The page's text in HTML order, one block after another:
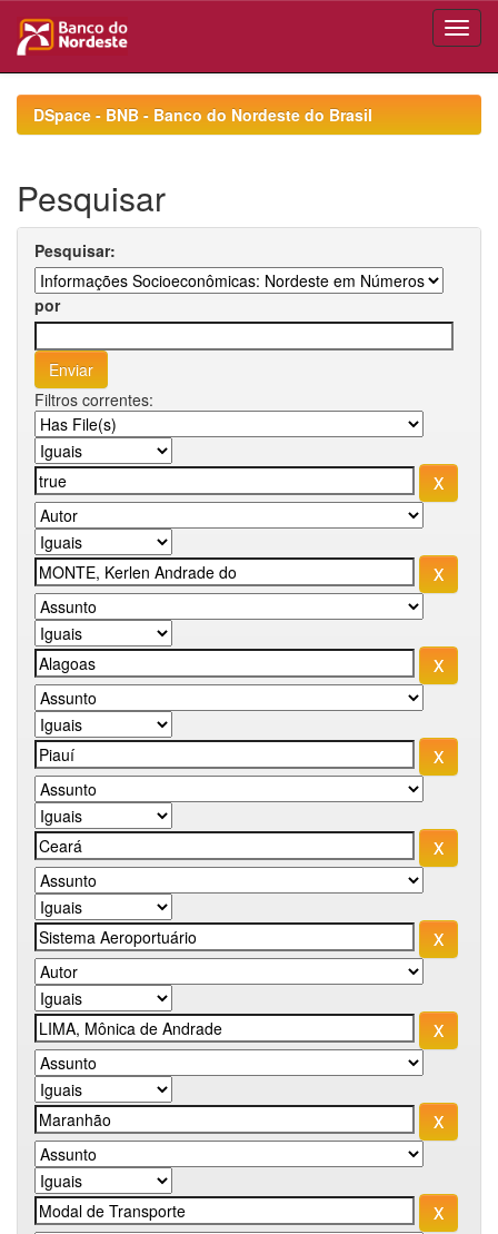
navigationDSpace - BNB - Banco do Nordeste do Brasil
Pesquisar
Pesquisar:
por
Filtros correntes: